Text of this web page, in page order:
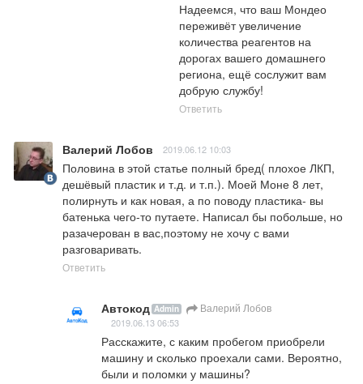
Надеемся, что ваш Мондео
переживёт увеличение
количества реагентов на
дорогах вашего домашнего
региона, ещё сослужит вам
добрую службу!
Ответить
Валерий Лобов 2019.06.12 10:03
Половина в этой статье полный бред( плохое ЛКП,
дешёвый пластик и т.д. и т.п.). Моей Моне 8 лет,
полирнуть и как новая, а по поводу пластика- вы
батенька чего-то путаете. Написал бы побольше, но
разачерован в вас,поэтому не хочу с вами
разговаривать.
Ответить
Автокод Admin Валерий Лобов
2019.06.13 06:53
Расскажите, с каким пробегом приобрели
машину и сколько проехали сами. Вероятно,
были и поломки у машины?